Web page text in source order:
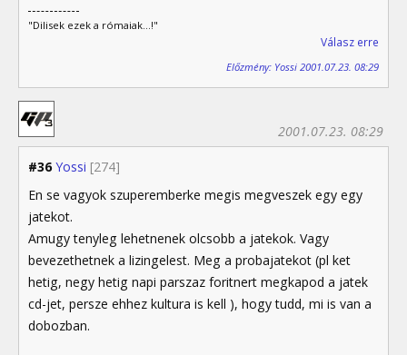
"Dilisek ezek a rómaiak...!"
Válasz erre
Előzmény: Yossi 2001.07.23. 08:29
#36 Yossi [274]
2001.07.23. 08:29
En se vagyok szuperemberke megis megveszek egy egy
jatekot.
Amugy tenyleg lehetnenek olcsobb a jatekok. Vagy
bevezethetnek a lizingelest. Meg a probajatekot (pl ket
hetig, negy hetig napi parszaz foritnert megkapod a jatek
cd-jet, persze ehhez kultura is kell ), hogy tudd, mi is van a
dobozban.